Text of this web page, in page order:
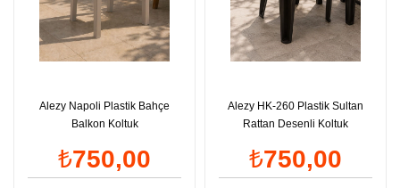
Alezy Napoli Plastik Bahçe
Balkon Koltuk
₺750,00
Alezy HK-260 Plastik Sultan
Rattan Desenli Koltuk
₺750,00